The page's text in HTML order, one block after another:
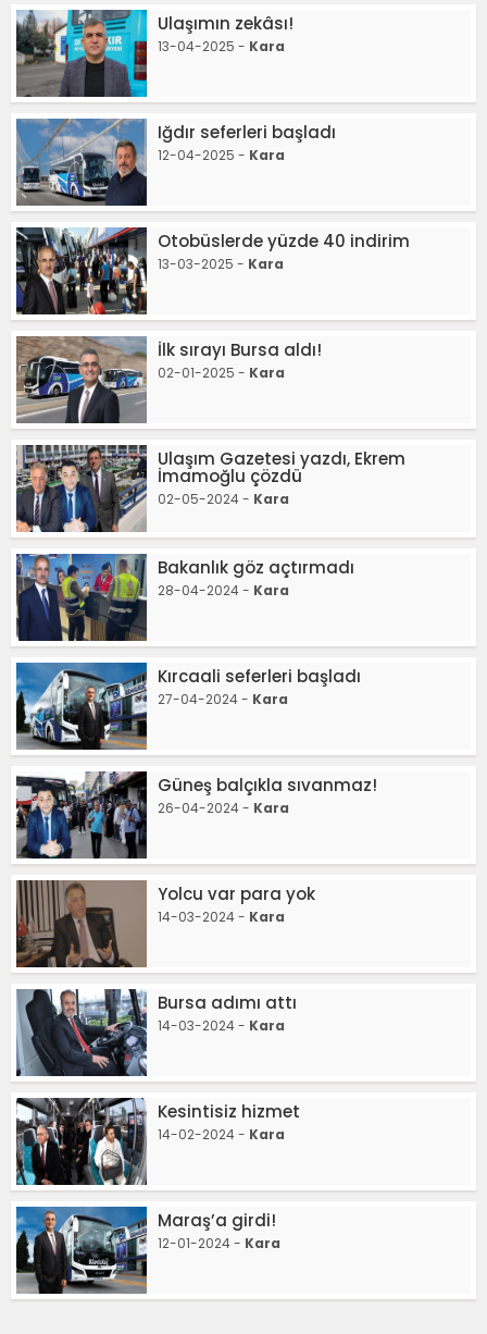
Ulaşımın zekâsı!
13-04-2025 - Kara
Iğdır seferleri başladı
12-04-2025 - Kara
Otobüslerde yüzde 40 indirim
13-03-2025 - Kara
İlk sırayı Bursa aldı!
02-01-2025 - Kara
Ulaşım Gazetesi yazdı, Ekrem
İmamoğlu çözdü
02-05-2024 - Kara
Bakanlık göz açtırmadı
28-04-2024 - Kara
Kırcaali seferleri başladı
27-04-2024 - Kara
Güneş balçıkla sıvanmaz!
26-04-2024 - Kara
Yolcu var para yok
14-03-2024 - Kara
Bursa adımı attı
14-03-2024 - Kara
Kesintisiz hizmet
14-02-2024 - Kara
Maraş’a girdi!
12-01-2024 - Kara